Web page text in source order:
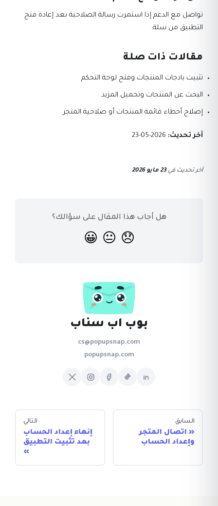
تواصل مع الدعم إذا استمرت رسالة الصلاحية بعد إعادة فتح
التطبيق من سلة.
مقالات ذات صلة
تثبيت بادجات المنتجات وفتح لوحة التحكم
البحث عن المنتجات وتحميل المزيد
إصلاح أخطاء قائمة المنتجات أو صلاحية المتجر
آخر تحديث:
آخر تحديث في23 مايو 2026
هل أجاب هذا المقال على سؤالك؟
😞
😐
😀
بوب اب سناب
cs@popupsnap.com
popupsnap.com
السابق
اتصال المتجر
وإعداد الحساب
التالي
إنهاء إعداد الحساب
بعد تثبيت التطبيق